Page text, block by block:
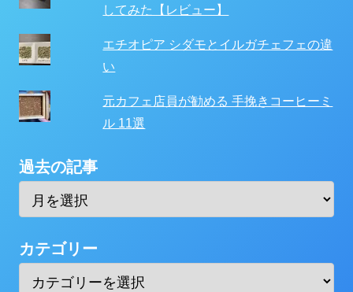
してみた【レビュー】
エチオピア シダモとイルガチェフェの違
い
元カフェ店員が勧める 手挽きコーヒーミ
ル 11選
過去の記事
カテゴリー